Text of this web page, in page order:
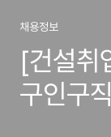
채용정보
[건설취
구인구